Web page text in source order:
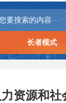
长者模式
资源和